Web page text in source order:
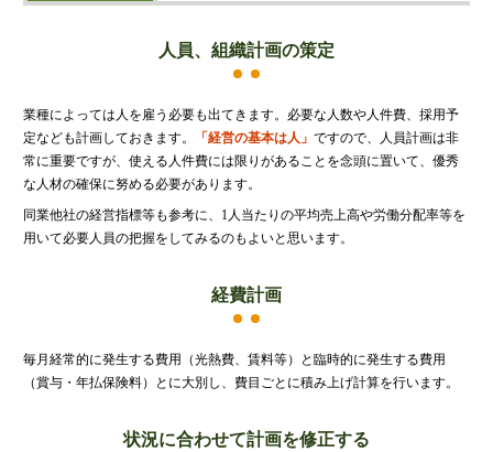
人員、組織計画の策定
業種によっては人を雇う必要も出てきます。必要な人数や人件費、採用予
定なども計画しておきます。
「経営の基本は人」 ですので、人員計画は非
常に重要ですが、使える人件費には限りがあることを念頭に置いて、優秀
な人材の確保に努める必要があります。
同業他社の経営指標等も参考に、1人当たりの平均売上高や労働分配率等を
用いて必要人員の把握をしてみるのもよいと思います。
経費計画
毎月経常的に発生する費用（光熱費、賃料等）と臨時的に発生する費用
（賞与・年払保険料）とに大別し、費目ごとに積み上げ計算を行います。
状況に合わせて計画を修正する